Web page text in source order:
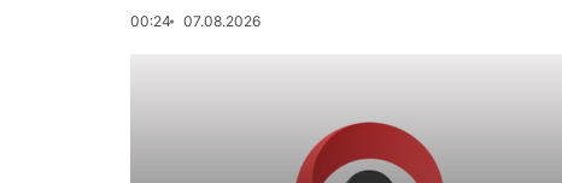
00:24 07.08.2026